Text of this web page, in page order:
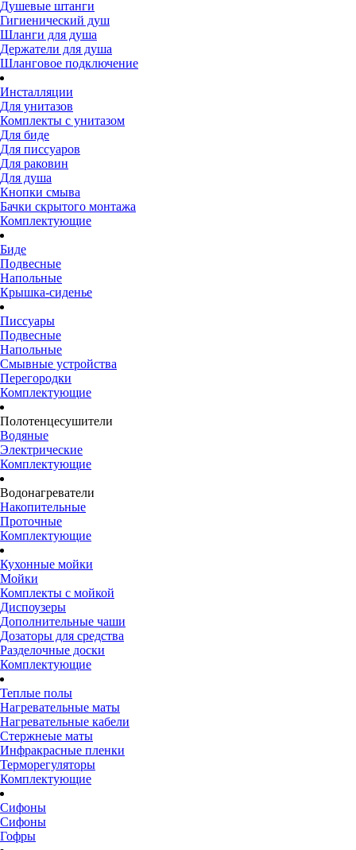
Душевые штанги
Гигиенический душ
Шланги для душа
Держатели для душа
Шланговое подключение
Инсталляции
Для унитазов
Комплекты с унитазом
Для биде
Для писсуаров
Для раковин
Для душа
Кнопки смыва
Бачки скрытого монтажа
Комплектующие
Биде
Подвесные
Напольные
Крышка-сиденье
Писсуары
Подвесные
Напольные
Смывные устройства
Перегородки
Комплектующие
Полотенцесушители
Водяные
Электрические
Комплектующие
Водонагреватели
Накопительные
Проточные
Комплектующие
Кухонные мойки
Мойки
Комплекты с мойкой
Диспоузеры
Дополнительные чаши
Дозаторы для средства
Разделочные доски
Комплектующие
Теплые полы
Нагревательные маты
Нагревательные кабели
Стержнеые маты
Инфракрасные пленки
Терморегуляторы
Комплектующие
Сифоны
Сифоны
Гофры